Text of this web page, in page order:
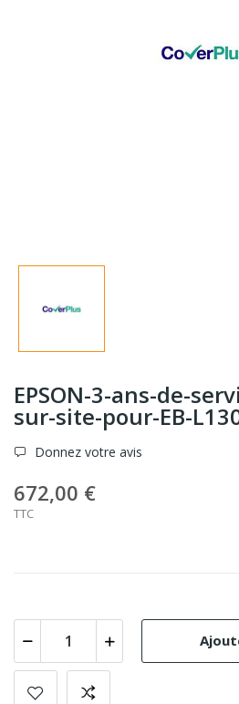
EPSON-3-ans-de-
sur-site-pour-EB-
Donnez votre avis
672,00 €
TTC